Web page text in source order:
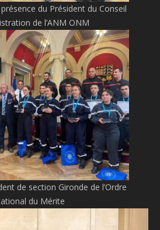
du Président du Conseil
de l’ANM ONM
de section Gironde de l’Ordre
du Mérite